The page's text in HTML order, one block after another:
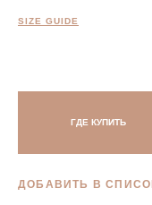
SIZE GUIDE
ГДЕ КУПИТЬ
ДОБАВИТЬ В